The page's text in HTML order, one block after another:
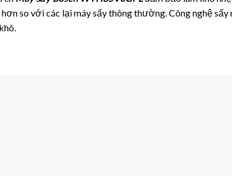
so với các lại máy sấy thông thường. Công nghệ